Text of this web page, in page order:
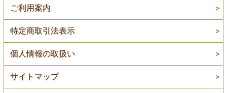
ご利用案内
特定商取引法表示
個人情報の取扱い
サイトマップ